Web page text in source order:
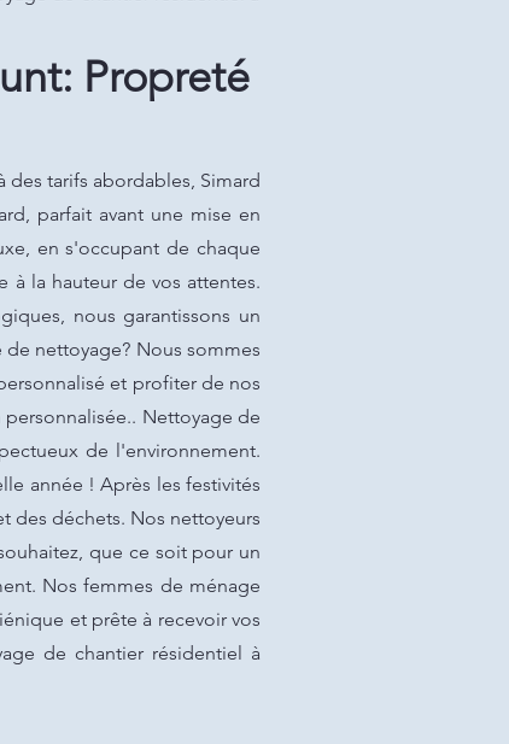
Propreté
tarifs abordables, Simard
parfait avant une mise en
en s'occupant de chaque
à la hauteur de vos attentes.
nous garantissons un
nettoyage? Nous sommes
et profiter de nos
Nettoyage de
de l'environnement.
année ! Après les festivités
des déchets. Nos nettoyeurs
que ce soit pour un
Nos femmes de ménage
et prête à recevoir vos
de chantier résidentiel à